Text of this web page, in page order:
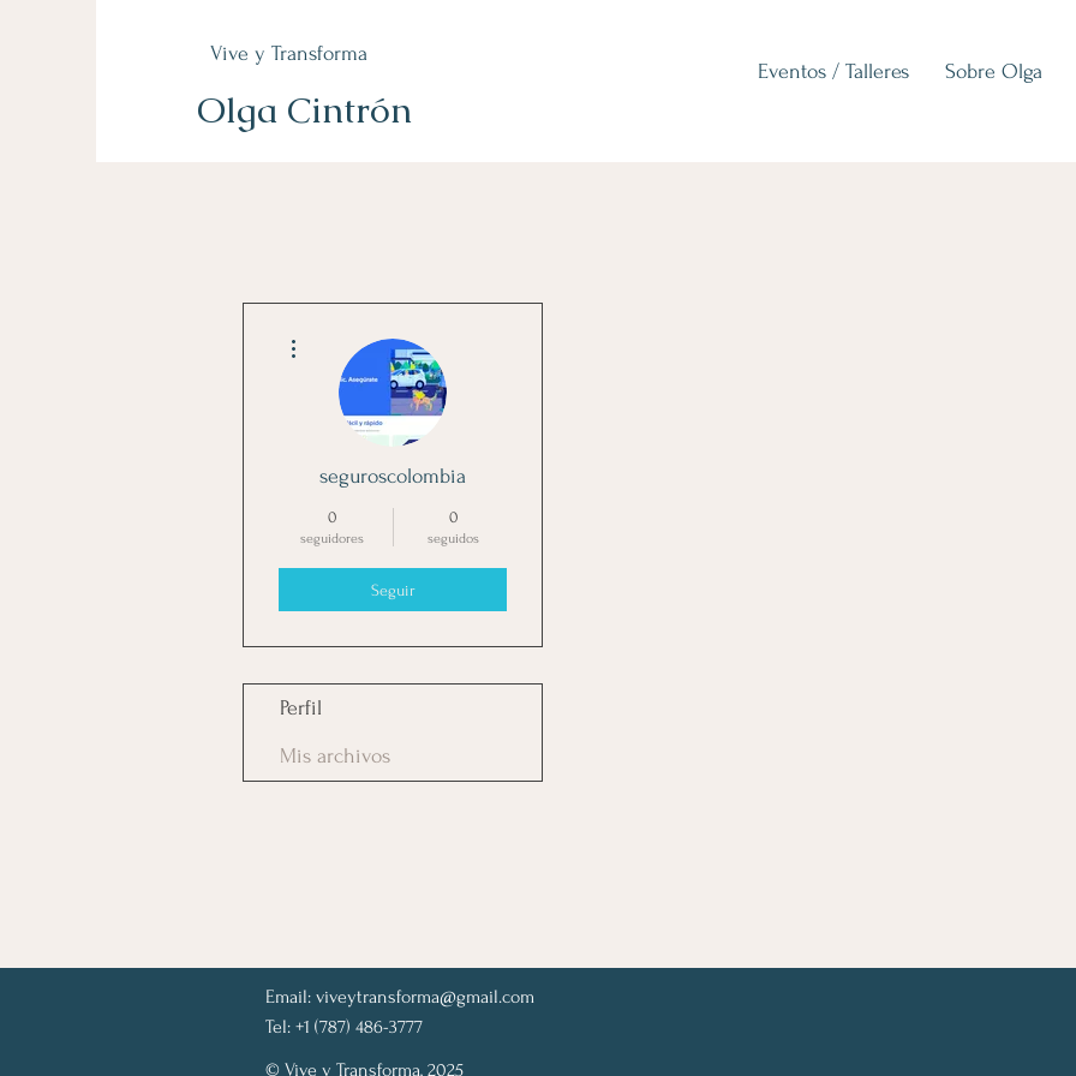
Vive y Transforma
Olga Cintrón
Eventos / Talleres Sobre Olga
seguroscolombia
0
seguidores
0
seguidos
Seguir
Perfil
Mis archivos
Email: viveytransforma@gmail.com
Tel: +1 (787) 486-3777
© Vive y Transforma, 2025